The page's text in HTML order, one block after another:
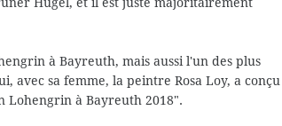
à Bayreuth, mais aussi l'un des plus
avec sa femme, la peintre Rosa Loy, a conçu
Lohengrin à Bayreuth 2018".